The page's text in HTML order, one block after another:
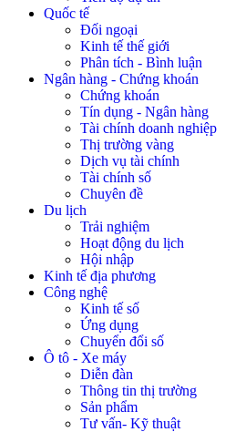
Quốc tế
Đối ngoại
Kinh tế thế giới
Phân tích - Bình luận
Ngân hàng - Chứng khoán
Chứng khoán
Tín dụng - Ngân hàng
Tài chính doanh nghiệp
Thị trường vàng
Dịch vụ tài chính
Tài chính số
Chuyên đề
Du lịch
Trải nghiệm
Hoạt động du lịch
Hội nhập
Kinh tế địa phương
Công nghệ
Kinh tế số
Ứng dụng
Chuyển đổi số
Ô tô - Xe máy
Diễn đàn
Thông tin thị trường
Sản phẩm
Tư vấn- Kỹ thuật